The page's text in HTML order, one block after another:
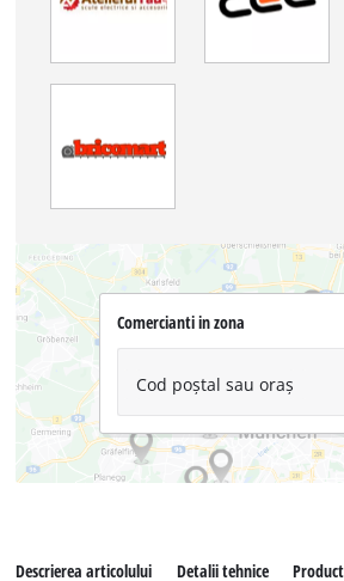
Comercianti in zona
Cod poștal sau oraș
Descrierea articolului Detalii tehnice